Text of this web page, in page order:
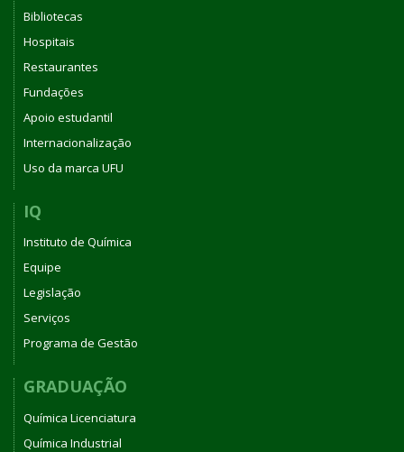
Bibliotecas
Hospitais
Restaurantes
Fundações
Apoio estudantil
Internacionalização
Uso da marca UFU
IQ
Instituto de Química
Equipe
Legislação
Serviços
Programa de Gestão
GRADUAÇÃO
Química Licenciatura
Química Industrial